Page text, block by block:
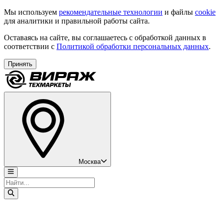
Мы используем рекомендательные технологии и файлы cookie
для аналитики и правильной работы сайта.
Оставаясь на сайте, вы соглашаетесь с обработкой данных в
соответствии с Политикой обработки персональных данных.
Принять
Москва